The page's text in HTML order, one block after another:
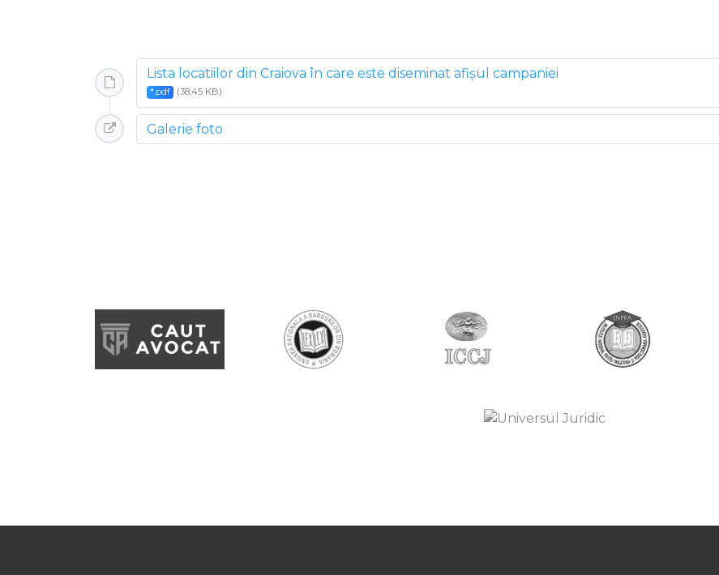
Lista locatiilor din Craiova în care este diseminat afișul campaniei
*.pdf (38,45 KB)
Galerie foto